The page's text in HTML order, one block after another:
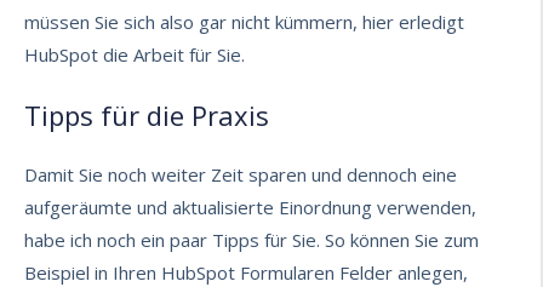
müssen Sie sich also gar nicht kümmern, hier erledigt
HubSpot die Arbeit für Sie.
Tipps für die Praxis
Damit Sie noch weiter Zeit sparen und dennoch eine
aufgeräumte und aktualisierte Einordnung verwenden,
habe ich noch ein paar Tipps für Sie. So können Sie zum
Beispiel in Ihren HubSpot Formularen Felder anlegen,